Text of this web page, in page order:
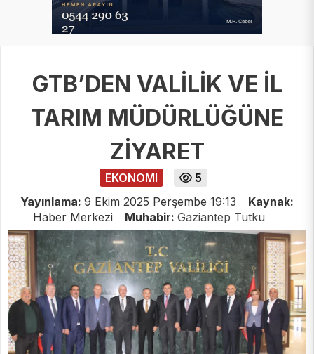
GTB’DEN VALİLİK VE İL
TARIM MÜDÜRLÜĞÜNE
ZİYARET
EKONOMI
5
Yayınlama: 9 Ekim 2025 Perşembe 19:13
Kaynak:
Haber Merkezi
Muhabir: Gaziantep Tutku